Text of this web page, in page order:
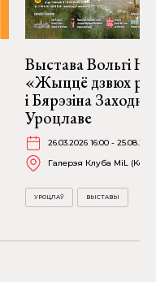
Выстава Вольгі
«Жыццё дзвюх
і Бярэзіна
Уроцлаве
26.03.2026 16:00 -
Галерэя Клуба MiL
УРОЦЛАЎ ВЫСТАВЫ